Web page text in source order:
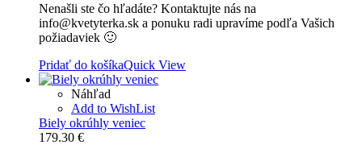
Nenašli ste čo hľadáte? Kontaktujte nás na
info@kvetyterka.sk a ponuku radi upravíme podľa Vašich
požiadaviek 🙂
Pridať do košíkaQuick View
Náhľad
Add to WishList
Biely okrúhly veniec
179.30 €